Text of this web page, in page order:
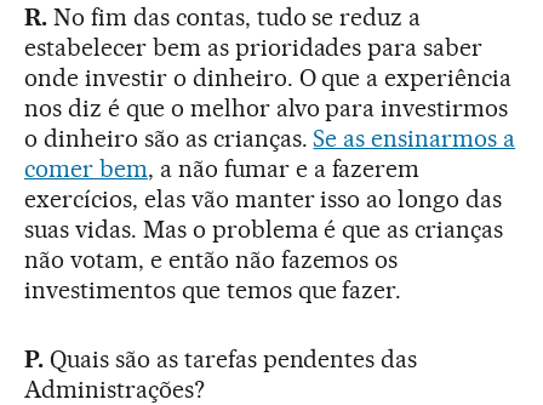
R.No fim das contas, tudo se reduz a
estabelecer bem as prioridades para saber
onde investir o dinheiro. O que a experiência
nos diz é que o melhor alvo para investirmos
o dinheiro são as crianças.Se as ensinarmos a
comer bem, a não fumar e a fazerem
exercícios, elas vão manter isso ao longo das
suas vidas. Mas o problema é que as crianças
não votam, e então não fazemos os
investimentos que temos que fazer.
P.Quais são as tarefas pendentes das
Administrações?